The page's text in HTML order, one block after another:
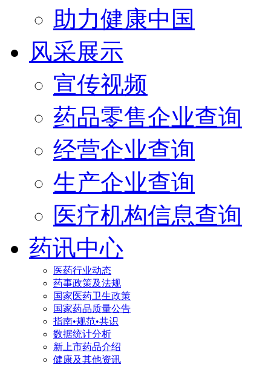
助力健康中国
风采展示
宣传视频
药品零售企业查询
经营企业查询
生产企业查询
医疗机构信息查询
药讯中心
医药行业动态
药事政策及法规
国家医药卫生政策
国家药品质量公告
指南•规范•共识
数据统计分析
新上市药品介绍
健康及其他资讯